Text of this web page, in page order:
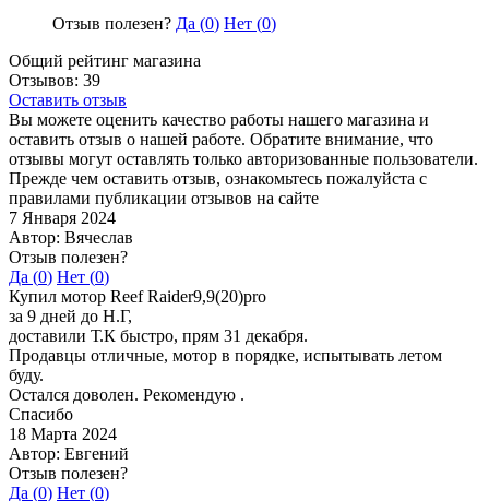
Отзыв полезен? Да (0) Нет (0)
Общий рейтинг магазина
Отзывов: 39
Оставить отзыв
Вы можете оценить качество работы нашего магазина и
оставить отзыв о нашей работе. Обратите внимание, что
отзывы могут оставлять только авторизованные пользователи.
Прежде чем оставить отзыв, ознакомьтесь пожалуйста с
правилами публикации отзывов на сайте
7 Января 2024
Автор: Вячеслав
Отзыв полезен?
Да (0) Нет (0)
Купил мотор Reef Raider9,9(20)pro
за 9 дней до Н.Г,
доставили Т.К быстро, прям 31 декабря.
Продавцы отличные, мотор в порядке, испытывать летом
буду.
Остался доволен. Рекомендую .
Спасибо
18 Марта 2024
Автор: Евгений
Отзыв полезен?
Да (0) Нет (0)